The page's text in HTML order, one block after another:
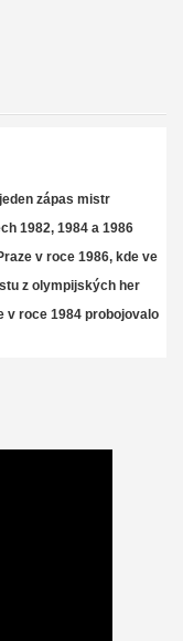
zápas mistr
1982, 1984 a 1986
v roce 1986, kde ve
z olympijských her
v roce 1984 probojovalo